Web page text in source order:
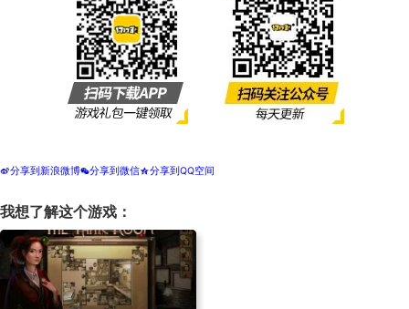
t分享到新浪微博w分享到微信z分享到QQ空间
我想了解这个游戏：